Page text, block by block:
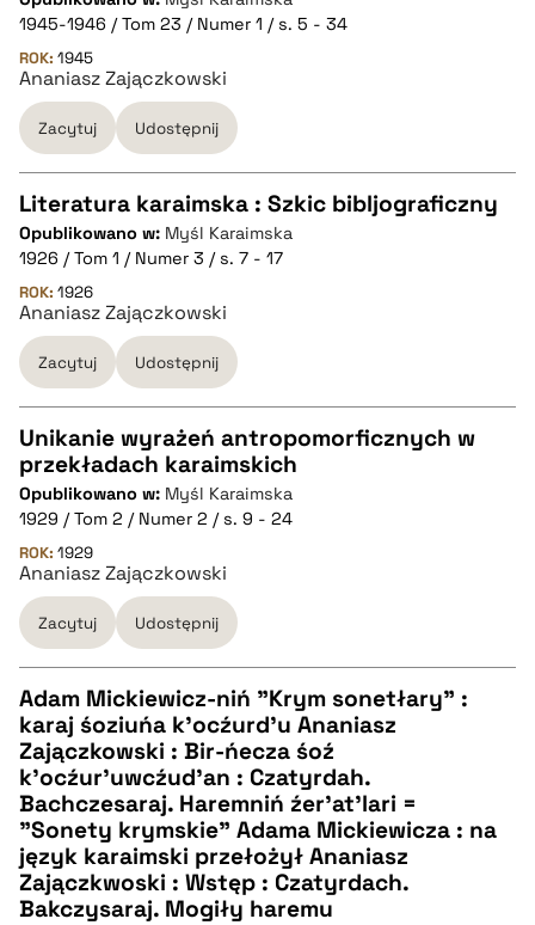
CZYSTY TEKST
pobierz cytat
BIBTEX
pobierz cytat
1945-1946 / Tom 23 / Numer 1 / s. 5 - 34
ROK: 1945
Ananiasz Zajączkowski
Zacytuj Udostępnij
CZYSTY TEKST
pobierz cytat
BIBTEX
pobierz cytat
Literatura karaimska : Szkic bibljograficzny
Opublikowano w: Myśl Karaimska
1926 / Tom 1 / Numer 3 / s. 7 - 17
ROK: 1926
Ananiasz Zajączkowski
Zacytuj Udostępnij
CZYSTY TEKST
pobierz cytat
BIBTEX
pobierz cytat
Unikanie wyrażeń antropomorficznych w
przekładach karaimskich
Opublikowano w: Myśl Karaimska
1929 / Tom 2 / Numer 2 / s. 9 - 24
ROK: 1929
Ananiasz Zajączkowski
Zacytuj Udostępnij
CZYSTY TEKST
pobierz cytat
BIBTEX
Adam Mickiewicz-niń "Krym sonetłary" :
karaj śoziuńa k'ocźurd'u Ananiasz
Zajączkowski : Bir-ńecza śoź
k'ocźur'uwcźud'an : Czatyrdah.
Bachczesaraj. Haremniń źer'at'lari =
"Sonety krymskie" Adama Mickiewicza : na
język karaimski przełożył Ananiasz
Zajączkwoski : Wstęp : Czatyrdach.
Bakczysaraj. Mogiły haremu